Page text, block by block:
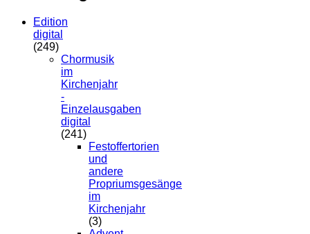
Edition
digital
(249)
Chormusik
im
Kirchenjahr
-
Einzelausgaben
digital
(241)
Festoffertorien
und
andere
Propriumsgesänge
im
Kirchenjahr
(3)